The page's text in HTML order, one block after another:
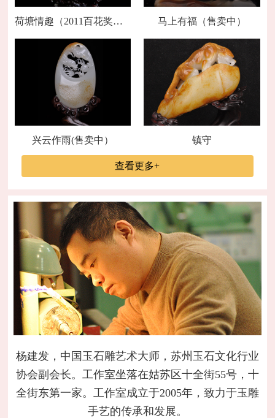
荷塘情趣（2011百花奖金奖） 马上有福（售卖中）
兴云作雨(售卖中） 镇守
查看更多+
杨建发，中国玉石雕艺术大师，苏州玉石文化行业
协会副会长。工作室坐落在姑苏区十全街55号，十
全街东第一家。工作室成立于2005年，致力于玉雕
手艺的传承和发展。